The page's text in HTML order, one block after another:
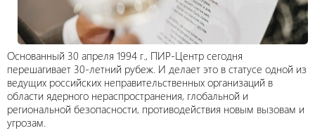
Основанный 30 апреля 1994 г., ПИР-Центр сегодня
перешагивает 30-летний рубеж. И делает это в статусе одной из
ведущих российских неправительственных организаций в
области ядерного нераспространения, глобальной и
региональной безопасности, противодействия новым вызовам и
угрозам.